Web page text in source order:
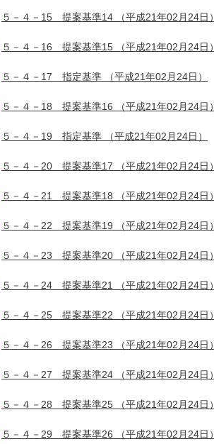
５－４－15 提案基準14 （平成21年02月24日）
５－４－16 提案基準15 （平成21年02月24日）
５－４－17 指定基準 （平成21年02月24日）
５－４－18 提案基準16 （平成21年02月24日）
５－４－19 指定基準 （平成21年02月24日）
５－４－20 提案基準17 （平成21年02月24日）
５－４－21 提案基準18 （平成21年02月24日）
５－４－22 提案基準19 （平成21年02月24日）
５－４－23 提案基準20 （平成21年02月24日）
５－４－24 提案基準21 （平成21年02月24日）
５－４－25 提案基準22 （平成21年02月24日）
５－４－26 提案基準23 （平成21年02月24日）
５－４－27 提案基準24 （平成21年02月24日）
５－４－28 提案基準25 （平成21年02月24日）
５－４－29 提案基準26 （平成21年02月24日）